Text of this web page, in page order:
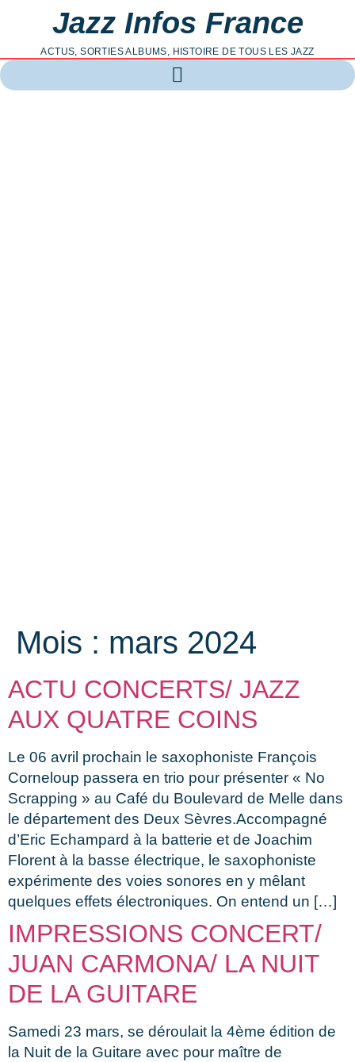
Jazz Infos France
ACTUS, SORTIES ALBUMS, HISTOIRE DE TOUS LES JAZZ
Mois : mars 2024
ACTU CONCERTS/ JAZZ
AUX QUATRE COINS
Le 06 avril prochain le saxophoniste François
Corneloup passera en trio pour présenter « No
Scrapping » au Café du Boulevard de Melle dans
le département des Deux Sèvres.Accompagné
d’Eric Echampard à la batterie et de Joachim
Florent à la basse électrique, le saxophoniste
expérimente des voies sonores en y mêlant
quelques effets électroniques. On entend un […]
IMPRESSIONS CONCERT/
JUAN CARMONA/ LA NUIT
DE LA GUITARE
Samedi 23 mars, se déroulait la 4ème édition de
la Nuit de la Guitare avec pour maître de